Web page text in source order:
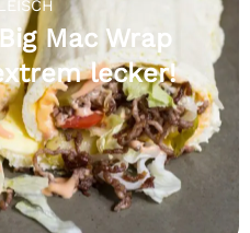
Mac Wrap
lecker!